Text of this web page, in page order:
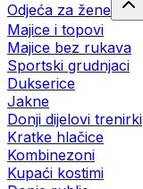
Odjeća za žene
Majice i topovi
Majice bez rukava
Sportski grudnjaci
Dukserice
Jakne
Donji dijelovi trenirki
Kratke hlačice
Kombinezoni
Kupaći kostimi